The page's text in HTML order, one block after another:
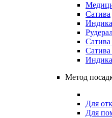
Сатива
Индика
Сатива
Метод
Для
Для